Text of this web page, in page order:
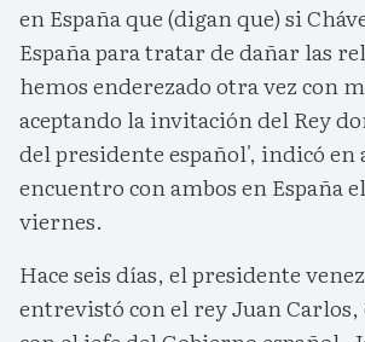
en España que (digan que) si
España para tratar de dañar las
hemos enderezado otra vez con
aceptando la invitación del Rey
del presidente español', indicó en
encuentro con ambos en España
viernes.
Hace seis días, el presidente
entrevistó con el rey Juan